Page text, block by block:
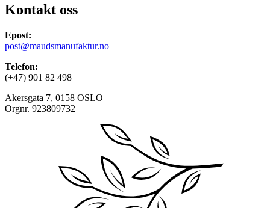
Kontakt oss
Epost:
post@maudsmanufaktur.no
Telefon:
(+47) 901 82 498
Akersgata 7, 0158 OSLO
Orgnr. 923809732